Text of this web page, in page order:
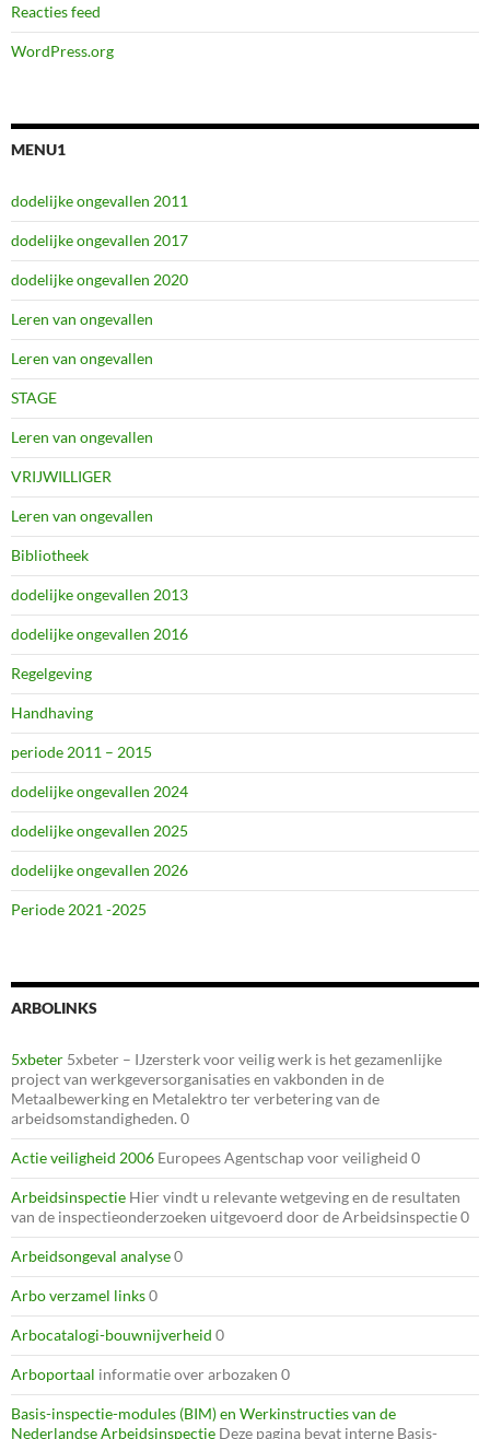
Reacties feed
WordPress.org
MENU1
dodelijke ongevallen 2011
dodelijke ongevallen 2017
dodelijke ongevallen 2020
Leren van ongevallen
Leren van ongevallen
STAGE
Leren van ongevallen
VRIJWILLIGER
Leren van ongevallen
Bibliotheek
dodelijke ongevallen 2013
dodelijke ongevallen 2016
Regelgeving
Handhaving
periode 2011 – 2015
dodelijke ongevallen 2024
dodelijke ongevallen 2025
dodelijke ongevallen 2026
Periode 2021 -2025
ARBOLINKS
5xbeter 5xbeter – IJzersterk voor veilig werk is het gezamenlijke
project van werkgeversorganisaties en vakbonden in de
Metaalbewerking en Metalektro ter verbetering van de
arbeidsomstandigheden. 0
Actie veiligheid 2006 Europees Agentschap voor veiligheid 0
Arbeidsinspectie Hier vindt u relevante wetgeving en de resultaten
van de inspectieonderzoeken uitgevoerd door de Arbeidsinspectie 0
Arbeidsongeval analyse0
Arbo verzamel links0
Arbocatalogi-bouwnijverheid 0
Arboportaal informatie over arbozaken 0
Basis-inspectie-modules (BIM) en Werkinstructies van de
Nederlandse Arbeidsinspectie Deze pagina bevat interne Basis-